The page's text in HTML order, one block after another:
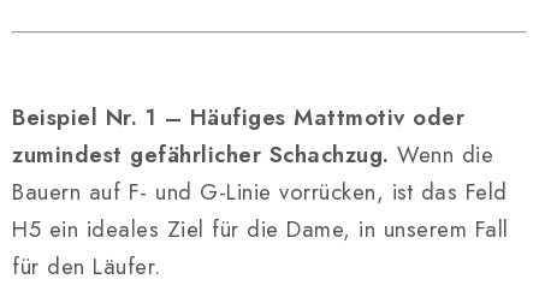
Beispiel Nr. 1 – Häufiges Mattmotiv oder
zumindest gefährlicher Schachzug. Wenn die
Bauern auf F- und G-Linie vorrücken, ist das Feld
H5 ein ideales Ziel für die Dame, in unserem Fall
für den Läufer.